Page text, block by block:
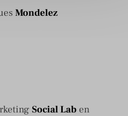
Mondelez
Social Lab en